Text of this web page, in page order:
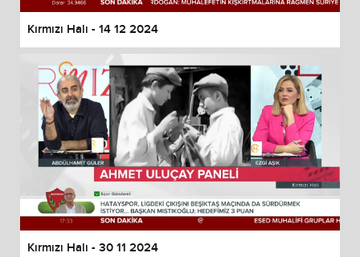
Kırmızı Halı - 14 12 2024
Kırmızı Halı - 30 11 2024